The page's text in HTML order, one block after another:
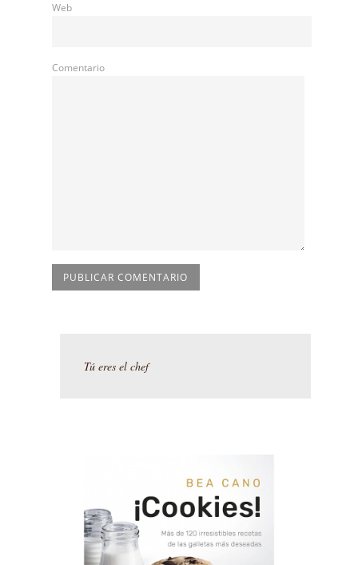
Web
Comentario
Tú eres el chef